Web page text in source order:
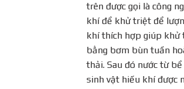
trên được gọi là công
khí để khử triệt để
khí thích hợp giúp khử
bằng bơm bùn tuần
thải. Sau đó nước từ
sinh vật hiếu khí được